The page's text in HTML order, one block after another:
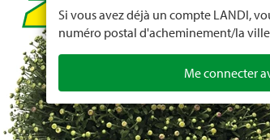
Si vous avez déjà un compte LANDI,
numéro postal d'acheminement/la
Me connecter